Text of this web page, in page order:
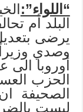
“اللواء”:
وصدي وزيراً
أوروبا الى
الحزب
الصحيفة ان
ليست